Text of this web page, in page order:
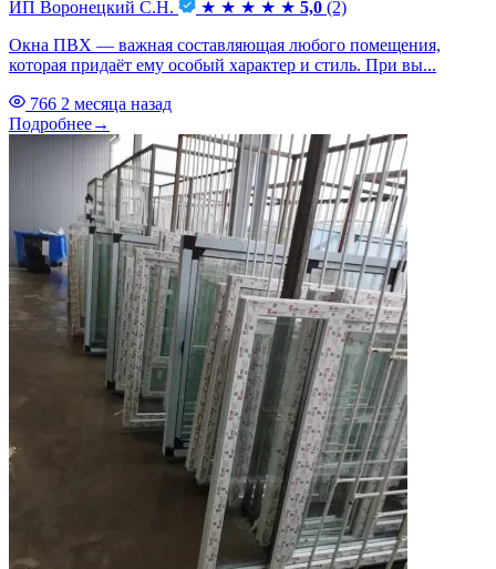
ИП Воронецкий С.Н.
★ ★ ★ ★ ★ 5,0 (2)
Окна ПВХ — важная составляющая любого помещения,
которая придаёт ему особый характер и стиль. При вы...
766 2 месяца назад
Подробнее→